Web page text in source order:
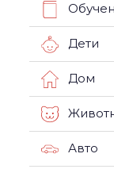
Дети
Дом
Авто